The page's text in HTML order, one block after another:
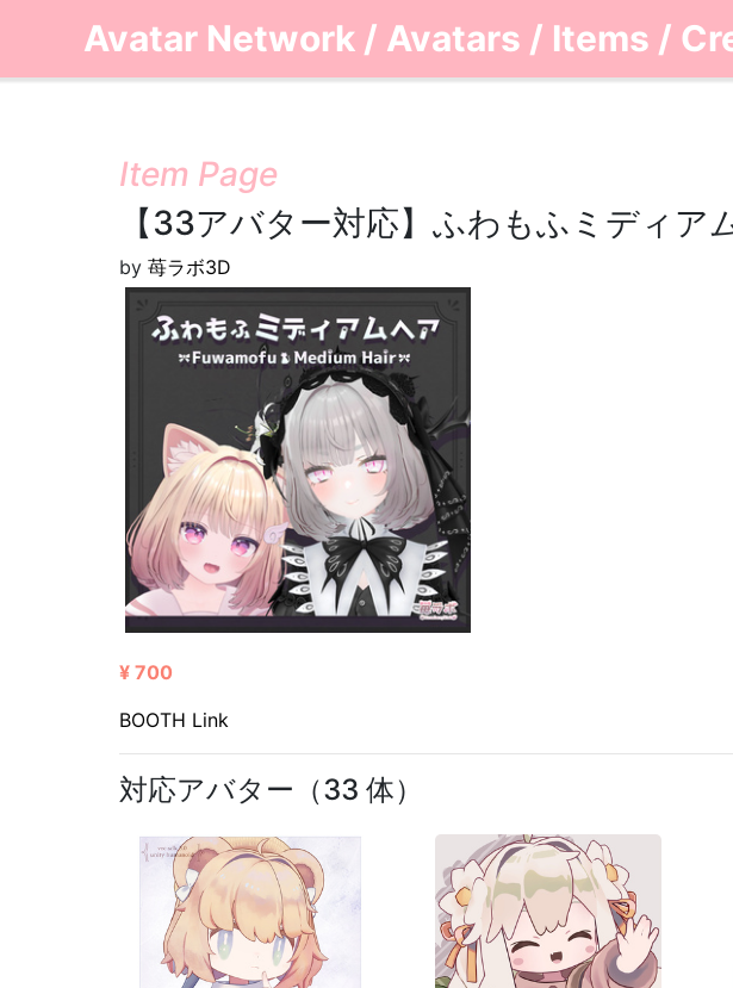
Avatar Network / Avatars / Items /
Item Page
【33アバター対応】ふわもふミディ
by 苺ラボ3D
¥ 700
BOOTH Link
対応アバター（33 体）